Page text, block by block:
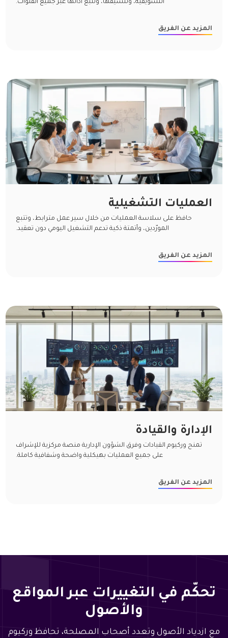
التسويقية، وتنسيقها، وتتبع أدائها عبر جميع القنوات.
المزيد عن الفريق
العمليات التشغيلية
حافظ على سلاسة العمليات من خلال سير عمل مترابط، وتتبع
المورّدين، وأتمتة ذكية تدعم التشغيل اليومي دون تعقيد.
المزيد عن الفريق
الإدارة والقيادة
تمنح وركيوم القيادات وفرق الشؤون الإدارية منصة مركزية للإشراف
على جميع العمليات بهيكلية واضحة وشفافية كاملة.
المزيد عن الفريق
تحكّم في التغييرات عبر المواقع
والأصول
مع ازدياد الأصول وتعدد أصحاب المصلحة، تحافظ وركيوم